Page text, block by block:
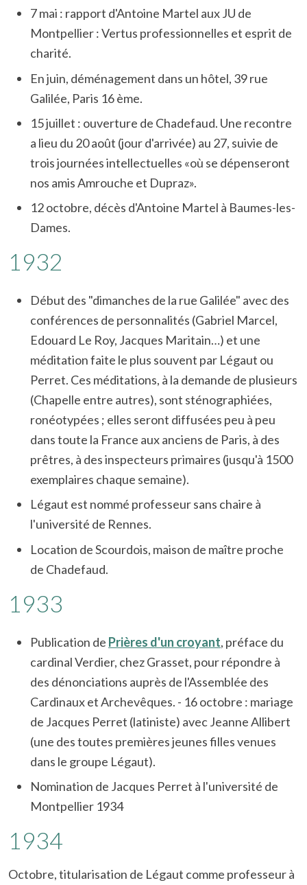
7 mai : rapport d'Antoine Martel aux JU de
Montpellier : Vertus professionnelles et esprit de
charité.
En juin, déménagement dans un hôtel, 39 rue
Galilée, Paris 16 ème.
15 juillet : ouverture de Chadefaud. Une recontre
a lieu du 20 août (jour d'arrivée) au 27, suivie de
trois journées intellectuelles «où se dépenseront
nos amis Amrouche et Dupraz».
12 octobre, décès d'Antoine Martel à Baumes-les-
Dames.
1932
Début des "dimanches de la rue Galilée" avec des
conférences de personnalités (Gabriel Marcel,
Edouard Le Roy, Jacques Maritain…) et une
méditation faite le plus souvent par Légaut ou
Perret. Ces méditations, à la demande de plusieurs
(Chapelle entre autres), sont sténographiées,
ronéotypées ; elles seront diffusées peu à peu
dans toute la France aux anciens de Paris, à des
prêtres, à des inspecteurs primaires (jusqu'à 1500
exemplaires chaque semaine).
Légaut est nommé professeur sans chaire à
l'université de Rennes.
Location de Scourdois, maison de maître proche
de Chadefaud.
1933
Publication de Prières d'un croyant, préface du
cardinal Verdier, chez Grasset, pour répondre à
des dénonciations auprès de l'Assemblée des
Cardinaux et Archevêques. - 16 octobre : mariage
de Jacques Perret (latiniste) avec Jeanne Allibert
(une des toutes premières jeunes filles venues
dans le groupe Légaut).
Nomination de Jacques Perret à l'université de
Montpellier 1934
1934
Octobre, titularisation de Légaut comme professeur à